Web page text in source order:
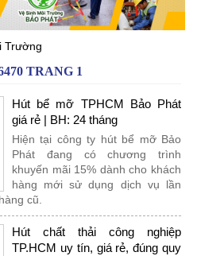
Trường
TRANG 1
Hút bể mỡ TPHCM Bảo Phát
giá rẻ | BH: 24 tháng
Hiện tại công ty hút bể mỡ Bảo
Phát đang có chương trình
khuyến mãi 15% dành cho khách
hàng mới sử dụng dịch vụ lần
cũ.
Hút chất thải công nghiệp
TP.HCM uy tín, giá rẻ, đúng quy